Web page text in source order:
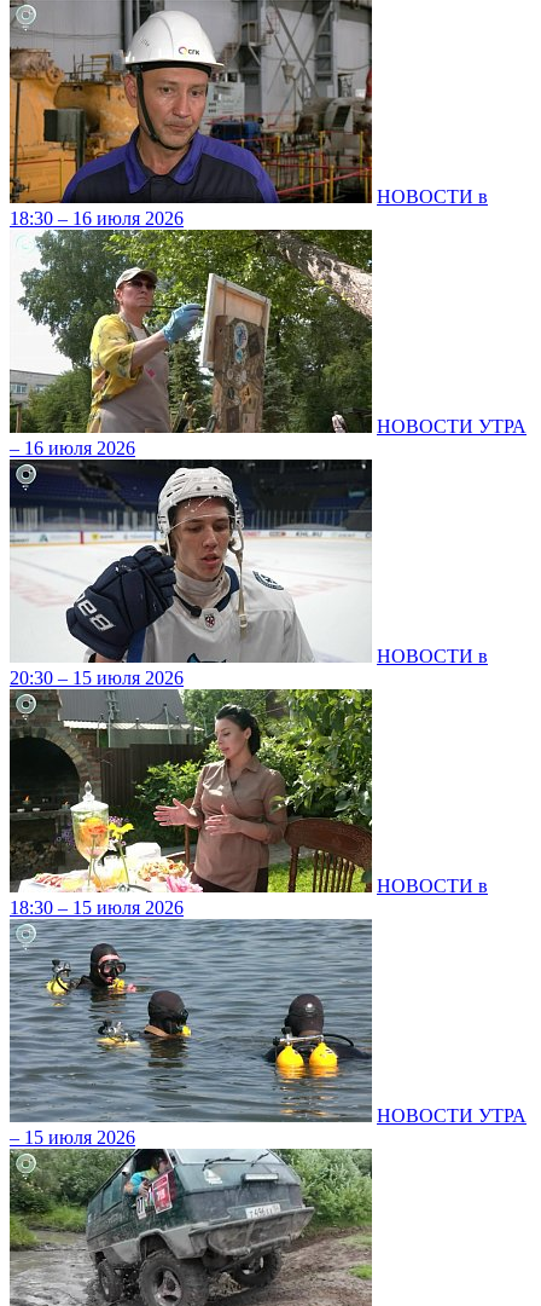
НОВОСТИ в
18:30 – 16 июля 2026
НОВОСТИ УТРА
– 16 июля 2026
НОВОСТИ в
20:30 – 15 июля 2026
НОВОСТИ в
18:30 – 15 июля 2026
НОВОСТИ УТРА
– 15 июля 2026